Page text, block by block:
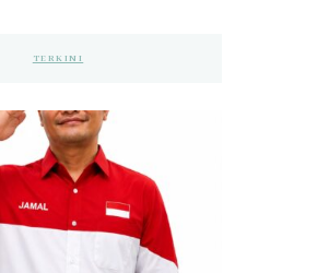
TERKINI